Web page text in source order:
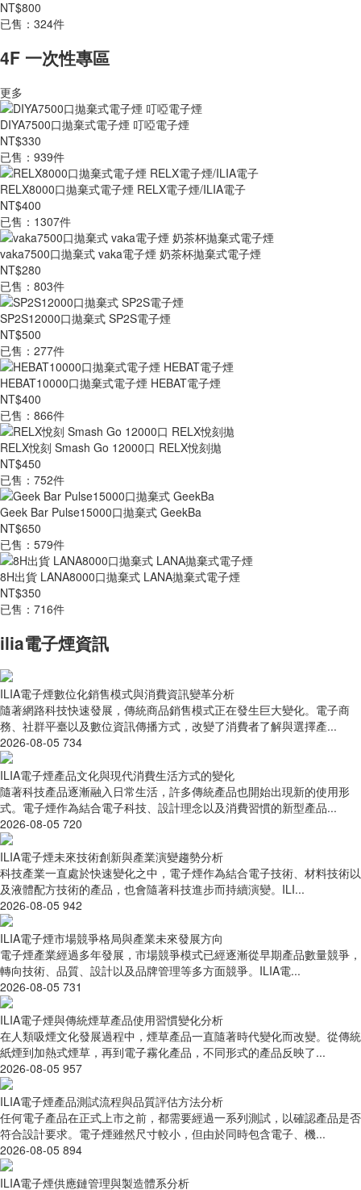
NT$800
已售：324件
4F 一次性專區
更多
DIYA7500口拋棄式電子煙 叮啞電子煙
NT$330
已售：939件
RELX8000口拋棄式電子煙 RELX電子煙/ILIA電子
NT$400
已售：1307件
vaka7500口拋棄式 vaka電子煙 奶茶杯拋棄式電子煙
NT$280
已售：803件
SP2S12000口拋棄式 SP2S電子煙
NT$500
已售：277件
HEBAT10000口拋棄式電子煙 HEBAT電子煙
NT$400
已售：866件
RELX悅刻 Smash Go 12000口 RELX悅刻拋
NT$450
已售：752件
Geek Bar Pulse15000口拋棄式 GeekBa
NT$650
已售：579件
8H出貨 LANA8000口拋棄式 LANA拋棄式電子煙
NT$350
已售：716件
ilia電子煙資訊
ILIA電子煙數位化銷售模式與消費資訊變革分析
隨著網路科技快速發展，傳統商品銷售模式正在發生巨大變化。電子商
務、社群平臺以及數位資訊傳播方式，改變了消費者了解與選擇產...
2026-08-05 734
ILIA電子煙產品文化與現代消費生活方式的變化
隨著科技產品逐漸融入日常生活，許多傳統產品也開始出現新的使用形
式。電子煙作為結合電子科技、設計理念以及消費習慣的新型產品...
2026-08-05 720
ILIA電子煙未來技術創新與產業演變趨勢分析
科技產業一直處於快速變化之中，電子煙作為結合電子技術、材料技術以
及液體配方技術的產品，也會隨著科技進步而持續演變。ILI...
2026-08-05 942
ILIA電子煙市場競爭格局與產業未來發展方向
電子煙產業經過多年發展，市場競爭模式已經逐漸從早期產品數量競爭，
轉向技術、品質、設計以及品牌管理等多方面競爭。ILIA電...
2026-08-05 731
ILIA電子煙與傳統煙草產品使用習慣變化分析
在人類吸煙文化發展過程中，煙草產品一直隨著時代變化而改變。從傳統
紙煙到加熱式煙草，再到電子霧化產品，不同形式的產品反映了...
2026-08-05 957
ILIA電子煙產品測試流程與品質評估方法分析
任何電子產品在正式上市之前，都需要經過一系列測試，以確認產品是否
符合設計要求。電子煙雖然尺寸較小，但由於同時包含電子、機...
2026-08-05 894
ILIA電子煙供應鏈管理與製造體系分析